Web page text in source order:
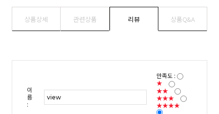
상품상세 관련상품 리뷰 상품Q&A
이
름
:
만족도 :
★
★★
★★★
★★★★